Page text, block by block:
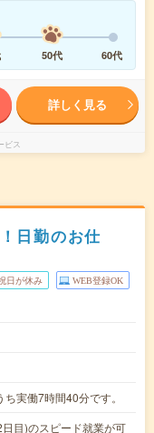
50代 60代
詳しく見る
ビス
日勤のお仕
日が休み WEB登録OK
実働7時間40分です。
目)のスピード就業が可